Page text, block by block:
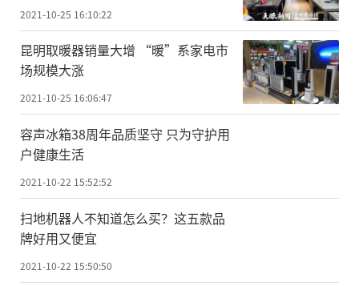
2021-10-25 16:10:22
昆明取暖器销量大增 “暖”系家电市
场规模大涨
2021-10-25 16:06:47
容声冰箱38周年品质坚守 只为守护用
户健康生活
2021-10-22 15:52:52
扫地机器人不知道怎么买？这五款品
牌好用又便宜
2021-10-22 15:50:50